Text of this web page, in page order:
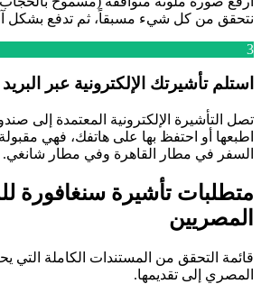
نتحقق من كل شيء مسبقاً، ثم تدفع بشكل
3
استلم تأشيرتك الإلكترونية عبر
تصل التأشيرة الإلكترونية المعتمدة إلى
اطبعها أو احتفظ بها على هاتفك، فهي
السفر في مطار القاهرة وفي مطار شانغي.
متطلبات تأشيرة سنغافورة
المصريين
قائمة التحقق من المستندات الكاملة التي
المصري إلى تقديمها.